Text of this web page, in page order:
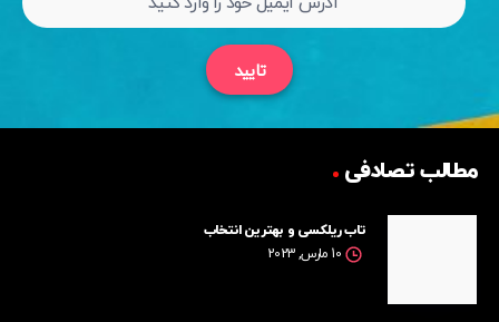
تایید
مطالب تصادفی
تاب ریلکسی و بهترین انتخاب
10 مارس, 2023